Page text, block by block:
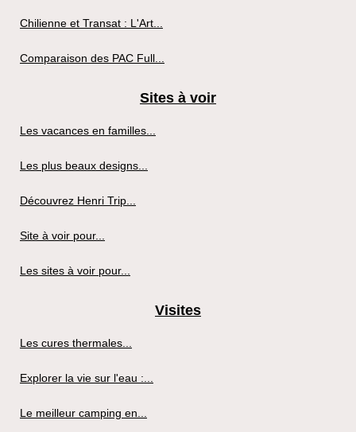
Chilienne et Transat : L'Art...
Comparaison des PAC Full...
Sites à voir
Les vacances en familles...
Les plus beaux designs...
Découvrez Henri Trip...
Site à voir pour...
Les sites à voir pour...
Visites
Les cures thermales...
Explorer la vie sur l'eau :...
Le meilleur camping en...